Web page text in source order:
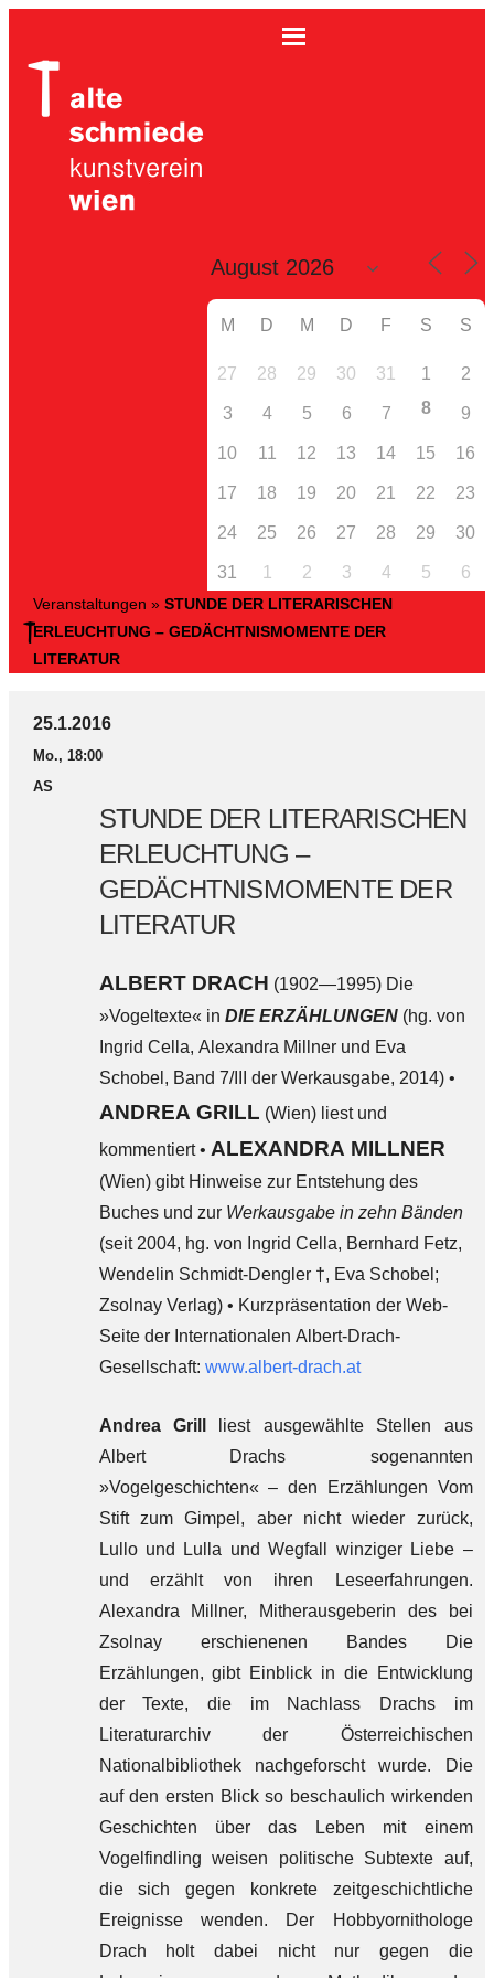
M D M D F S S
27 28 29 30 31 1 2
3 4 5 6 7 8 9
10 11 12 13 14 15 16
17 18 19 20 21 22 23
24 25 26 27 28 29 30
31 1 2 3 4 5 6
Veranstaltungen » STUNDE DER LITERARISCHEN
ERLEUCHTUNG – GEDÄCHTNISMOMENTE DER
LITERATUR
25.1.2016
Mo., 18:00
AS
STUNDE DER LITERARISCHEN
ERLEUCHTUNG –
GEDÄCHTNISMOMENTE DER
LITERATUR
ALBERT DRACH (1902—1995) Die
»Vogeltexte« in DIE ERZÄHLUNGEN(hg. von
Ingrid Cella, Alexandra Millner und Eva
Schobel, Band 7/III der Werkausgabe, 2014) •
ANDREA GRILL (Wien) liest und
kommentiert • ALEXANDRA MILLNER
(Wien) gibt Hinweise zur Entstehung des
Buches und zur Werkausgabe in zehn Bänden
(seit 2004, hg. von Ingrid Cella, Bernhard Fetz,
Wendelin Schmidt-Dengler †, Eva Schobel;
Zsolnay Verlag) • Kurzpräsentation der Web-
Seite der Internationalen Albert-Drach-
Gesellschaft: www.albert-drach.at
Andrea Grill
liest ausgewählte Stellen aus
Albert Drachs sogenannten
»Vogelgeschichten« – den Erzählungen Vom
Stift zum Gimpel, aber nicht wieder zurück,
Lullo und Lulla und Wegfall winziger Liebe –
und erzählt von ihren Leseerfahrungen.
Alexandra Millner, Mitherausgeberin des bei
Zsolnay erschienenen Bandes Die
Erzählungen, gibt Einblick in die Entwicklung
der Texte, die im Nachlass Drachs im
Literaturarchiv der Österreichischen
Nationalbibliothek nachgeforscht wurde. Die
auf den ersten Blick so beschaulich wirkenden
Geschichten über das Leben mit einem
Vogelfindling weisen politische Subtexte auf,
die sich gegen konkrete zeitgeschichtliche
Ereignisse wenden. Der Hobbyornithologe
Drach holt dabei nicht nur gegen die